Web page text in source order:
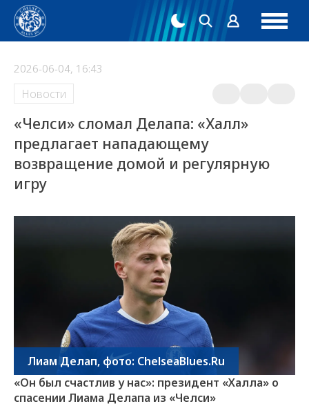
2026-06-04, 16:43
Новости
«Челси» сломал Делапа: «Халл»
предлагает нападающему
возвращение домой и регулярную
игру
Лиам Делап, фото: ChelseaBlues.Ru
«Он был счастлив у нас»: президент «Халла» о
спасении Лиама Делапа из «Челси»